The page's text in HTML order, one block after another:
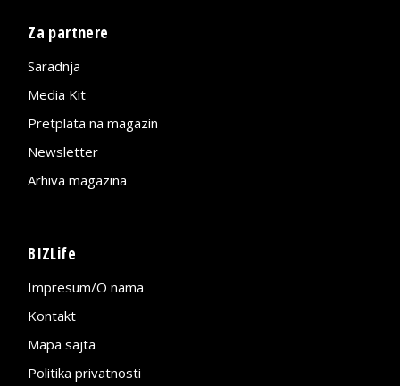
Za partnere
Saradnja
Media Kit
Pretplata na magazin
Newsletter
Arhiva magazina
BIZLife
Impresum/O nama
Kontakt
Mapa sajta
Politika privatnosti